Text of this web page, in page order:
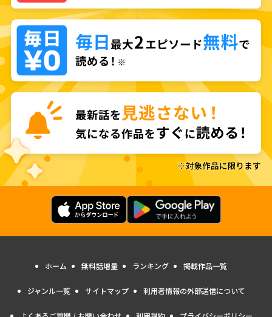
ホーム 無料話増量 ランキング 掲載作品一覧
ジャンル一覧 サイトマップ 利用者情報の外部送信について